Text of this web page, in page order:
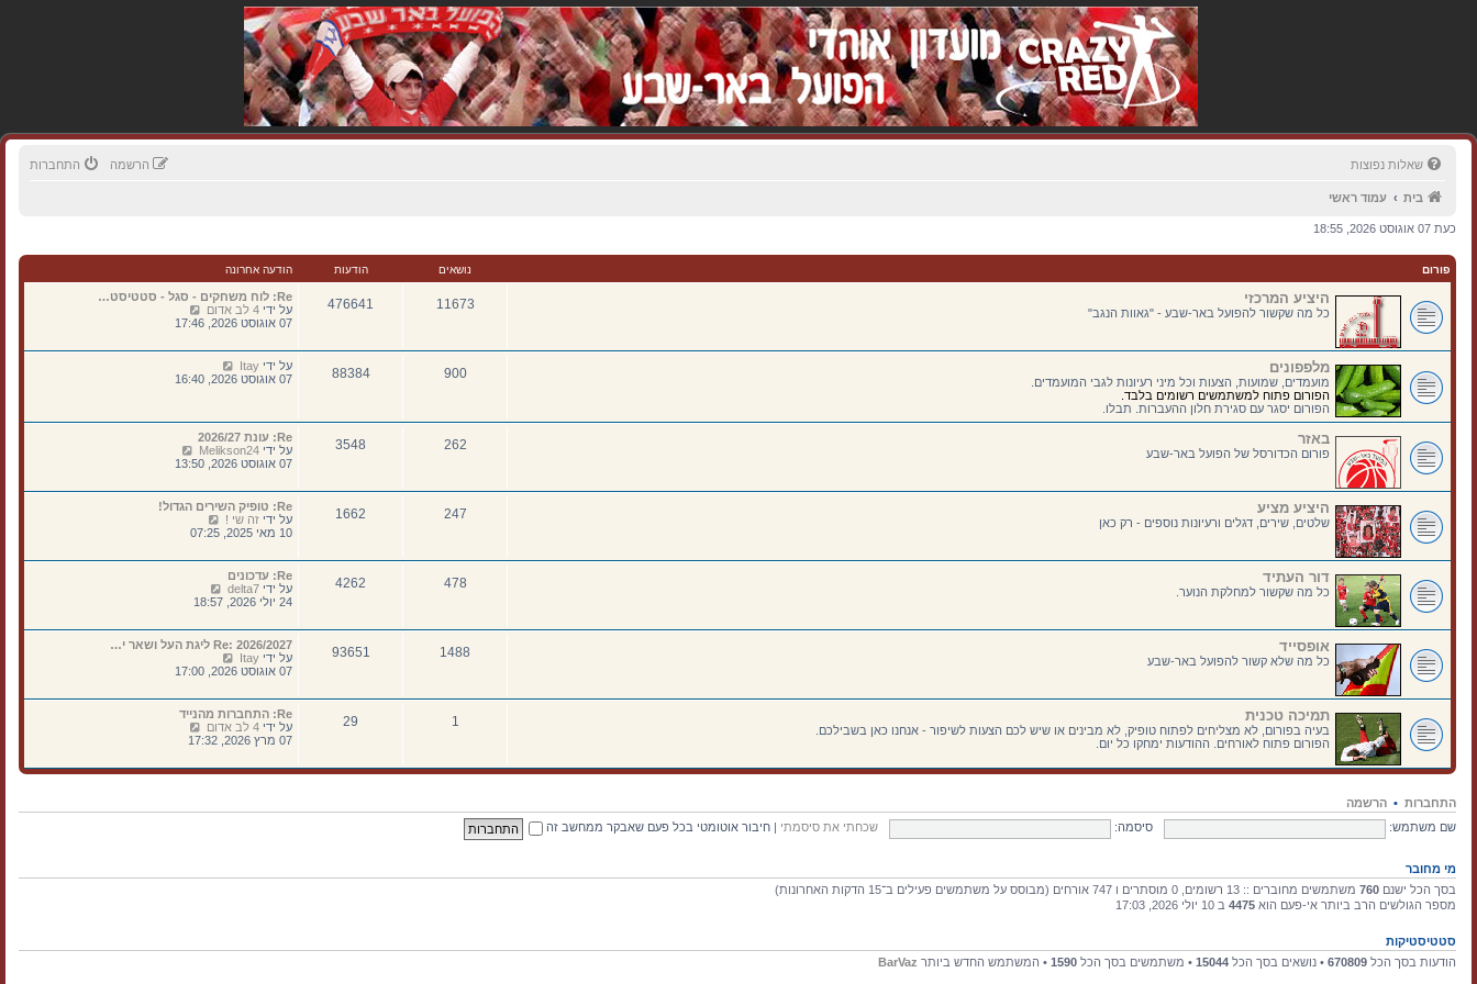
שאלות נפוצות התחברות הרשמה
בית עמוד ראשי
כעת 07 אוגוסט 2026, 18:55
פורום נושאים הודעות הודעה אחרונה
היציע המרכזי
כל מה שקשור להפועל באר-שבע - "גאוות הנגב"
11673
476641
Re: לוח משחקים - סגל - סטטיסט…
על ידי 4 לב אדום
פ
ב
ו
ד
ה
ח
ר
נ
ה
07 אוגוסט 2026, 17:46
מלפפונים
מועמדים, שמועות, הצעות וכל מיני רעיונות לגבי המועמדים.
הפורום פתוח למשתמשים רשומים בלבד.
הפורום יסגר עם סגירת חלון ההעברות. תבלו.
900
88384 על ידי Itay
פ
ו
ד
ע
ה
א
ח
ר
ו
ה
07 אוגוסט 2026, 16:40
באזר
פורום הכדורסל של הפועל באר-שבע
262
3548
Re: עונת 2026/27
על ידי Melikson24
פ
ב
ה
ו
נ
ה
07 אוגוסט 2026, 13:50
היציע מציע
שלטים, שירים, דגלים ורעיונות נוספים - רק כאן
247
1662
Re: טופיק השירים הגדול!
על ידי זה שי !
פ
ב
ד
ע
ה
א
ר
נ
ה
10 מאי 2025, 07:25
דור העתיד
כל מה שקשור למחלקת הנוער.
478
4262
Re: עדכונים
על ידי delta7
פ
ב
ה
ו
ד
ע
א
ח
ר
נ
24 יולי 2026, 18:57
אופסייד
כל מה שלא קשור להפועל באר-שבע
1488
93651
Re: 2026/2027 ליגת העל ושאר י…
על ידי Itay
פ
ב
ה
ו
ד
ע
ה
ר
07 אוגוסט 2026, 17:00
תמיכה טכנית
בעיה בפורום, לא מצליחים לפתוח טופיק, לא מבינים או שיש לכם הצעות לשיפור - אנחנו כאן בשבילכם.
הפורום פתוח לאורחים. ההודעות ימחקו כל יום.
1
29
Re: התחברות מהנייד
על ידי 4 לב אדום
ב
ה
07 מרץ 2026, 17:32
התחברות • הרשמה
שם משתמש:
סיסמה: שכחתי את סיסמתי חיבור אוטומטי בכל פעם שאבקר ממחשב זה
מי מחובר
בסך הכל ישנם 760 משתמשים מחוברים :: 13 רשומים, 0 מוסתרים ו 747 אורחים (מבוסס על משתמשים פעילים ב־15 הדקות האחרונות)
מספר הגולשים הרב ביותר אי-פעם הוא 4475 ב 10 יולי 2026, 17:03
סטטיסטיקות
הודעות בסך הכל 670809 • נושאים בסך הכל 15044 • משתמשים בסך הכל 1590 • המשתמש החדש ביותר BarVaz